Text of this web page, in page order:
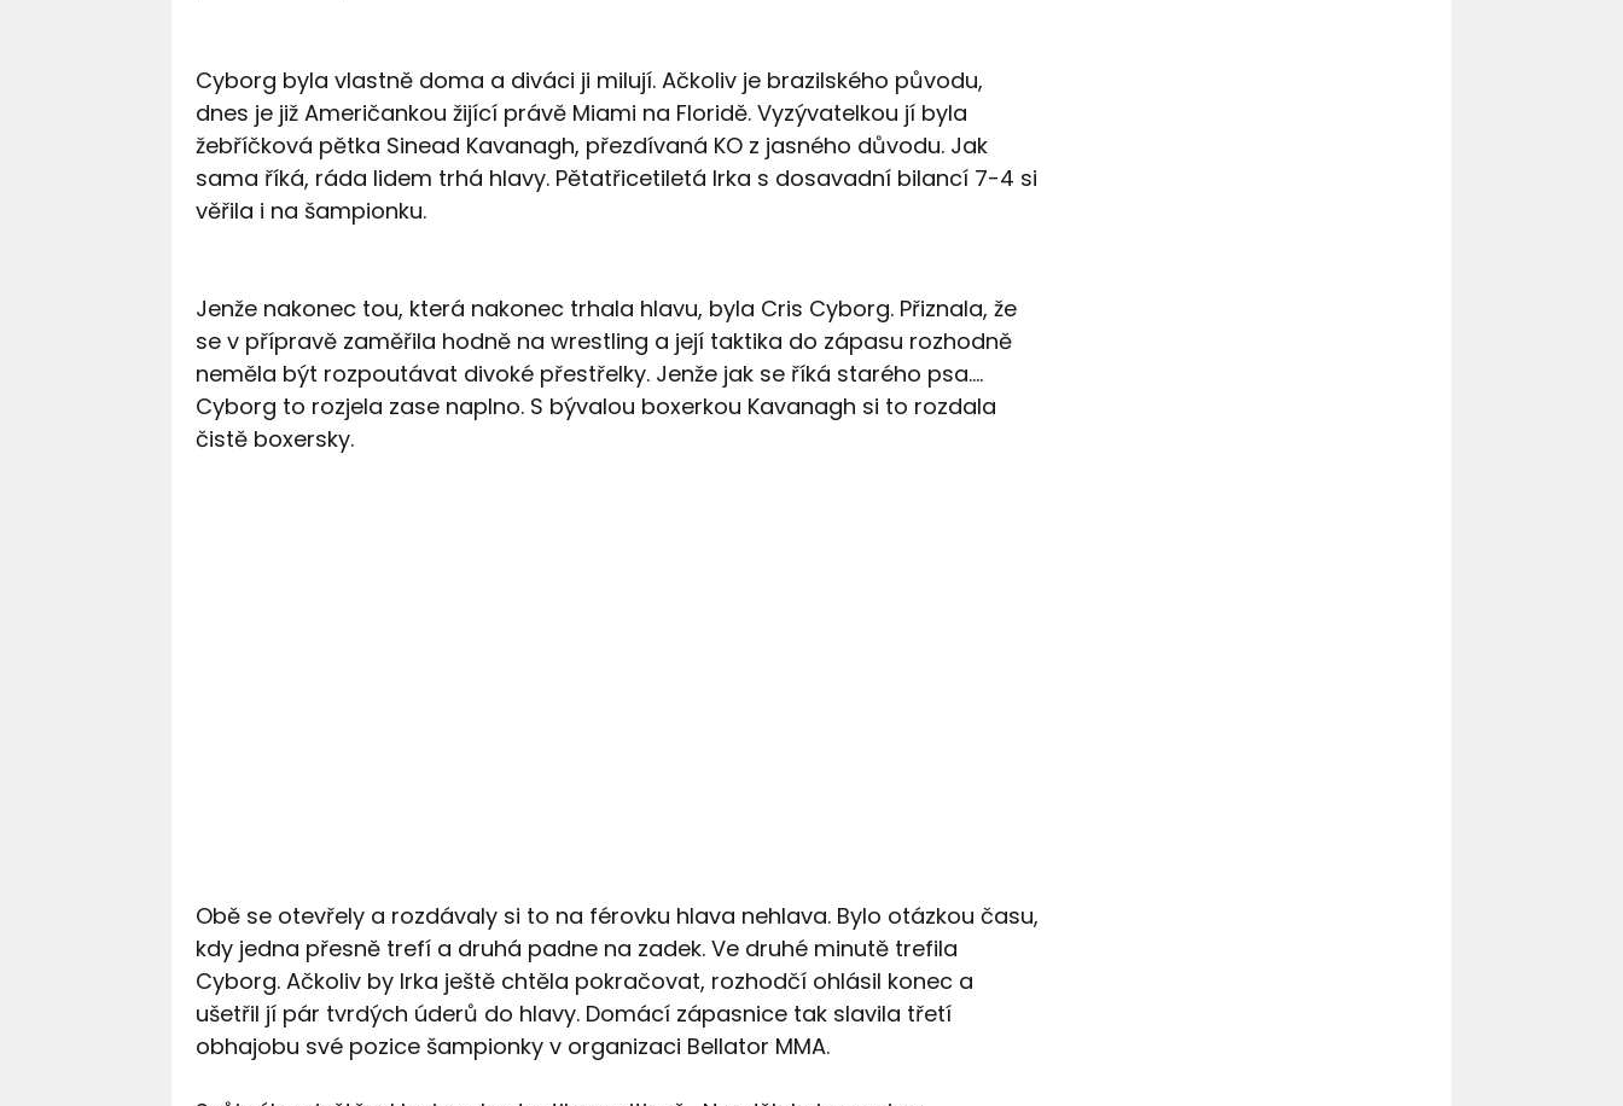
Cyborg byla vlastně doma a diváci ji milují. Ačkoliv je brazilského původu,
dnes je již Američankou žijící právě Miami na Floridě. Vyzývatelkou jí byla
žebříčková pětka Sinead Kavanagh, přezdívaná KO z jasného důvodu. Jak
sama říká, ráda lidem trhá hlavy. Pětatřicetiletá Irka s dosavadní bilancí 7-4 si
věřila i na šampionku.
Jenže nakonec tou, která nakonec trhala hlavu, byla Cris Cyborg. Přiznala, že
se v přípravě zaměřila hodně na wrestling a její taktika do zápasu rozhodně
neměla být rozpoutávat divoké přestřelky. Jenže jak se říká starého psa….
Cyborg to rozjela zase naplno. S bývalou boxerkou Kavanagh si to rozdala
čistě boxersky.
Obě se otevřely a rozdávaly si to na férovku hlava nehlava. Bylo otázkou času,
kdy jedna přesně trefí a druhá padne na zadek. Ve druhé minutě trefila
Cyborg. Ačkoliv by Irka ještě chtěla pokračovat, rozhodčí ohlásil konec a
ušetřil jí pár tvrdých úderů do hlavy. Domácí zápasnice tak slavila třetí
obhajobu své pozice šampionky v organizaci Bellator MMA.